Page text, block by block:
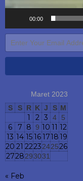
00:00
Maret 2023
S
S R K J S M
1 2 3 4 5
6 7 8 9 10 11 12
13 14 1516171819
20 21 2223242526
2728293031
« Feb